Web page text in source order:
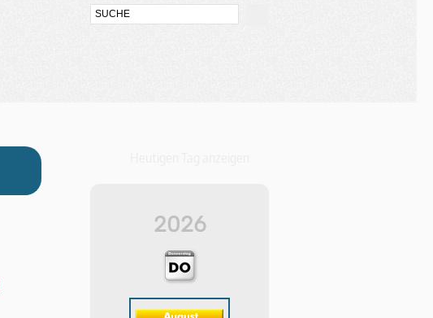
2026